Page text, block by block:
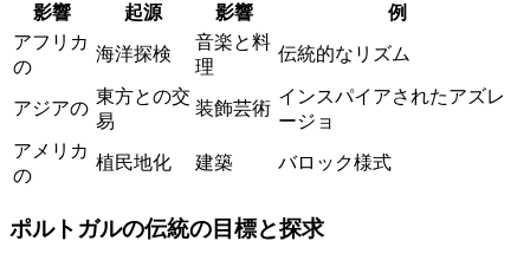
影響 起源 影響
例
アフリカ
の
海洋探検
音楽と料
理
伝統的なリズム
アジアの
東方との交
易
装飾芸術
インスパイアされたアズレ
ージョ
アメリカ
の
植民地化 建築 バロック様式
ポルトガルの伝統の目標と探求